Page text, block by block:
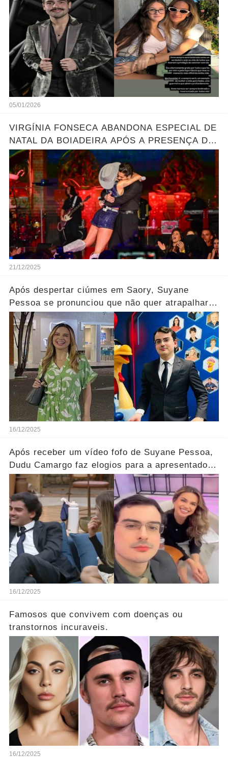
05/01/2026
VIRGÍNIA FONSECA ABANDONA ESPECIAL DE
NATAL DA BOIADEIRA APÓS A PRESENÇA DE
ZÉ FELIPE
21/12/2025
Após despertar ciúmes em Saory, Suyane
Pessoa se pronunciou que não quer atrapalhar a
relação dos dois.... Ver mais
16/12/2025
Após receber um vídeo fofo de Suyane Pessoa,
Dudu Camargo faz elogios para a apresentadora
em 'A Fazenda 17'
16/12/2025
Famosos que convivem com doenças ou
transtornos incuraveis.
16/12/2025